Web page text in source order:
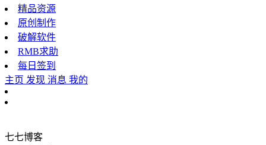
精品资源
原创制作
破解软件
RMB求助
每日签到
主页 发现 消息 我的
七七博客